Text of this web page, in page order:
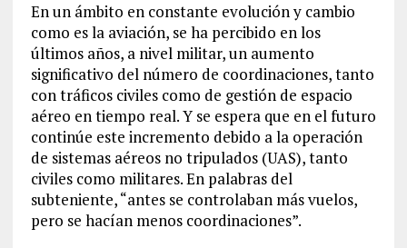
En un ámbito en constante evolución y cambio
como es la aviación, se ha percibido en los
últimos años, a nivel militar, un aumento
significativo del número de coordinaciones, tanto
con tráficos civiles como de gestión de espacio
aéreo en tiempo real. Y se espera que en el futuro
continúe este incremento debido a la operación
de sistemas aéreos no tripulados (UAS), tanto
civiles como militares. En palabras del
subteniente, “antes se controlaban más vuelos,
pero se hacían menos coordinaciones”.